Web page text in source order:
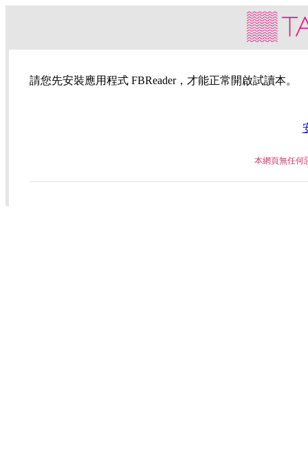
請您先安裝應用程式 FBReader，才能正常開啟試讀本。
本網頁無任何